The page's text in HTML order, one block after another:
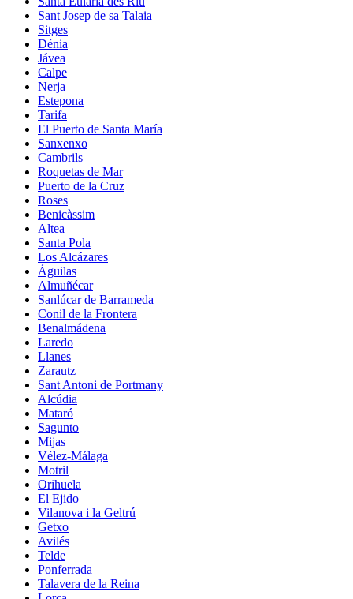
Sant Josep de sa Talaia
Sitges
Dénia
Jávea
Calpe
Nerja
Estepona
Tarifa
El Puerto de Santa María
Sanxenxo
Cambrils
Roquetas de Mar
Puerto de la Cruz
Roses
Benicàssim
Altea
Santa Pola
Los Alcázares
Águilas
Almuñécar
Sanlúcar de Barrameda
Conil de la Frontera
Benalmádena
Laredo
Llanes
Zarautz
Sant Antoni de Portmany
Alcúdia
Mataró
Sagunto
Mijas
Vélez-Málaga
Motril
Orihuela
El Ejido
Vilanova i la Geltrú
Getxo
Avilés
Telde
Ponferrada
Talavera de la Reina